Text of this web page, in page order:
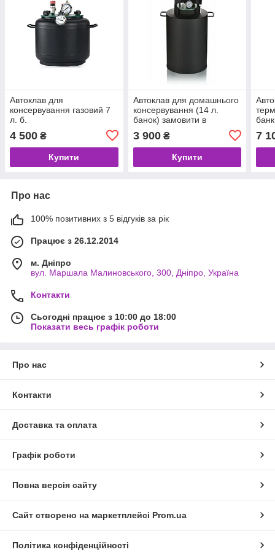
Автоклав для
консервування газовий 7
л. б.
4 500 ₴
Купити
Автоклав для домашнього
консервування (14 л.
банок) замовити в
3 900₴
Купити
7
Про нас
100% позитивних з 5 відгуків за рік
Працює з 26.12.2014
м. Дніпро
вул. Маршала Малиновського, 300, Дніпро, Україна
Контакти
Сьогодні працює з 10:00 до 18:00
Показати весь графік роботи
Про нас
Контакти
Доставка та оплата
Графік роботи
Повна версія сайту
Сайт створено на маркетплейсі Prom.ua
Політика конфіденційності